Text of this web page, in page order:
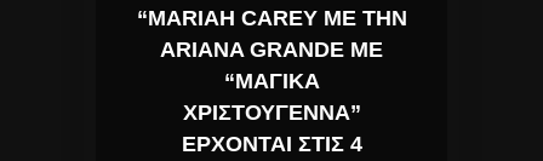
“MARIAH CAREY ΜΕ ΤΗΝ
ARIANA GRANDE ΜΕ
“ΜΑΓΙΚΆ
ΧΡΙΣΤΟΎΓΕΝΝΑ”
ΈΡΧΟΝΤΑΙ ΣΤΙΣ 4